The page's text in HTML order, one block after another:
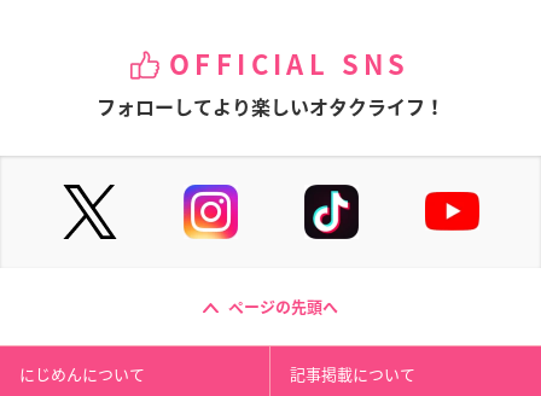
OFFICIAL SNS
フォローしてより楽しいオタクライフ！
ページの先頭へ
にじめんについて 記事掲載について